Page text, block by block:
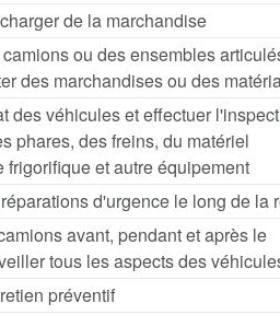
de la marchandise
ou des ensembles
des marchandises ou des
des véhicules et effectuer
phares, des freins, du matériel
frigorifique et autre équipement
d'urgence le long de la
avant, pendant et après le
tous les aspects des
préventif